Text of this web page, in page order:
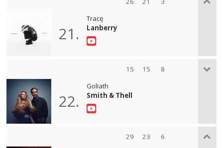
21.
Tracę
Lanberry
15 15 8
22.
Goliath
Smith & Thell
29 23 6